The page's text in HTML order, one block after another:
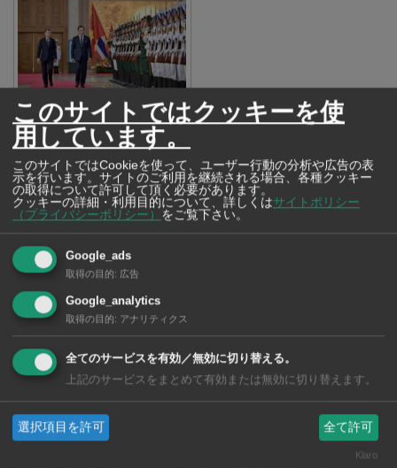
アヌティン首相がベトナム訪問
経済や安全保障の協力関係を強化
SNSで毎日ニュースを配信中！
このサイトではクッキーを使
用しています。
このサイトではCookieを使って、ユーザー行動の分析や広告の表
示を行います。サイトのご利用を継続される場合、各種クッキー
の取得について許可して頂く必要があります。
クッキーの詳細・利用目的について、詳しくはサイトポリシー
（プライバシーポリシー）
をご覧下さい。
Google_ads
取得の目的: 広告
Google_analytics
取得の目的: アナリティクス
全てのサービスを有効／無効に切り替える。
上記のサービスをまとめて有効または無効に切り替えます。
選択項目を許可 全て許可
Klaro